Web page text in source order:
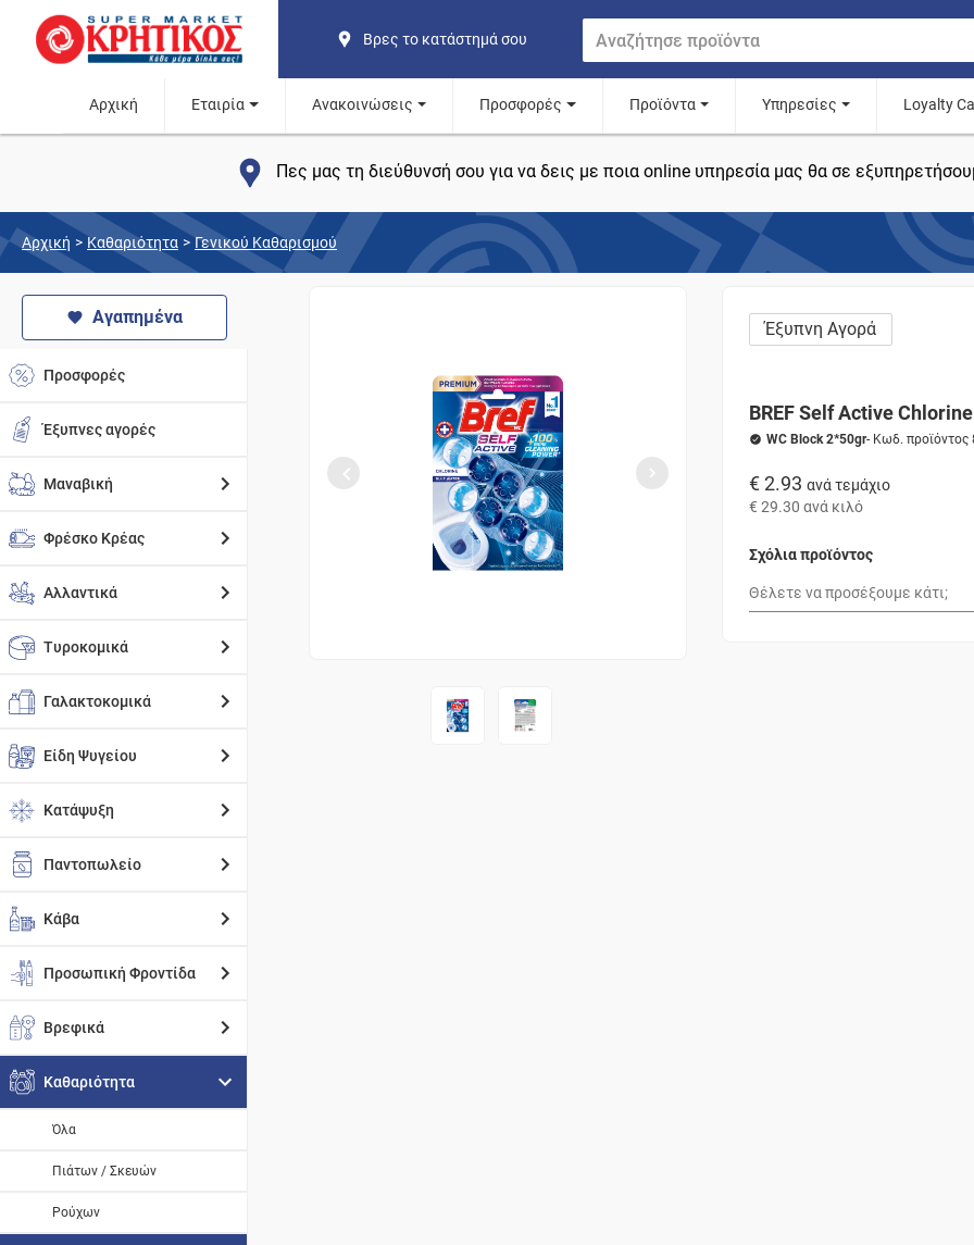
Βρες το κατάστημά σου
Αρχική Εταιρία Ανακοινώσεις Προσφορές Προϊόντα Υπηρεσίες Loyalty
Πες μας τη διεύθυνσή σου για να δεις με ποια online υπηρεσία μας θα σε
Αρχική > Καθαριότητα > Γενικού Καθαρισμού
Αγαπημένα
Προσφορές
Έξυπνες αγορές
Μαναβική
Φρέσκο Κρέας
Αλλαντικά
Τυροκομικά
Γαλακτοκομικά
Είδη Ψυγείου
Κατάψυξη
Παντοπωλείο
Κάβα
Προσωπική Φροντίδα
Βρεφικά
Καθαριότητα
Όλα
Πιάτων / Σκευών
Ρούχων
Έξυπνη Αγορά
BREF Self Active Chlorine
WC Block 2*50gr- Κωδ. προϊόντος
€ 2.93 ανά τεμάχιο
€ 29.30 ανά κιλό
Σχόλια προϊόντος